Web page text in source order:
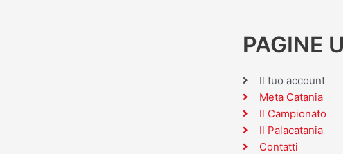
PAGINE
Il tuo account
Meta Catania
Il Campionato
Il Palacatania
Contatti